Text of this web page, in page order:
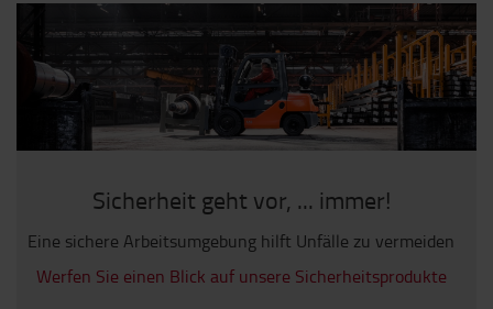
Sicherheit geht vor, ... immer!
Eine sichere Arbeitsumgebung hilft Unfälle zu vermeiden
Werfen Sie einen Blick auf unsere Sicherheitsprodukte